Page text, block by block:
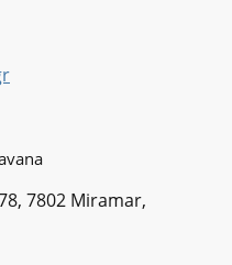
7802 Miramar,